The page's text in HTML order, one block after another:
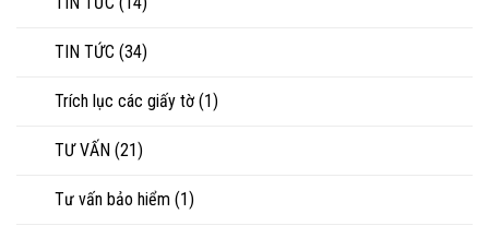
TIN TỨC (34)
Trích lục các giấy tờ (1)
TƯ VẤN (21)
Tư vấn bảo hiểm (1)